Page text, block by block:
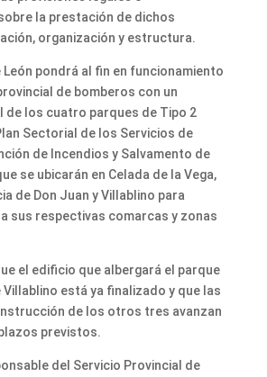
la prestación de dichos
organización y estructura.
León pondrá al fin en funcionamiento
de bomberos con un
de los cuatro parques de Tipo 2
Sectorial de los Servicios de
de Incendios y Salvamento de
se ubicarán en Celada de la Vega,
de Don Juan y Villablino para
sus respectivas comarcas y zonas
el edificio que albergará el parque
está ya finalizado y que las
de los otros tres avanzan
previstos.
del Servicio Provincial de